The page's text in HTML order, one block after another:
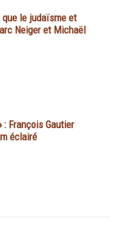
le judaïsme et
Neiger et Michaël
: François Gautier
éclairé